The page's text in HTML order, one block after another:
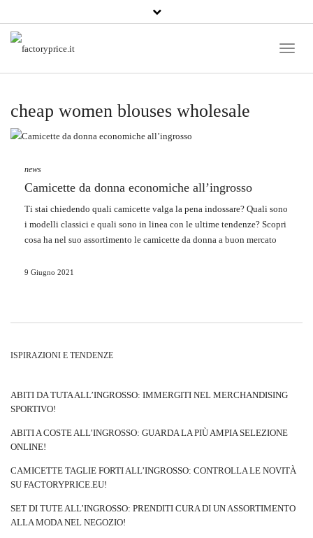
Toggle
cheap women blouses wholesale
news
Camicette da donna economiche all’ingrosso
Ti stai chiedendo quali camicette valga la pena indossare? Quali sono
i modelli classici e quali sono in linea con le ultime tendenze? Scopri
cosa ha nel suo assortimento le camicette da donna a buon mercato
Camicette classiche da donna
optare per modelli con spalle coperte (manica lunga, corta, lunghezza
non hanno ornamenti o sono quasi invisibili. Più semplice è il taglio
e l’aspetto
marrone, blu navy o grigio. Due colori pastello – rosa chiaro e celeste
– sono sempre più comuni alle tonalità senza tempo.
donna …
9 Giugno 2021
ISPIRAZIONI E TENDENZE
ABITI DA TUTA ALL’INGROSSO: IMMERGITI NEL MERCHANDISING
SPORTIVO!
ABITI A COSTE ALL’INGROSSO: GUARDA LA PIÙ AMPIA SELEZIONE
ONLINE!
CAMICETTE TAGLIE FORTI ALL’INGROSSO: CONTROLLA LE NOVITÀ
SU FACTORYPRICE.EU!
SET DI TUTE ALL’INGROSSO: PRENDITI CURA DI UN ASSORTIMENTO
ALLA MODA NEL NEGOZIO!